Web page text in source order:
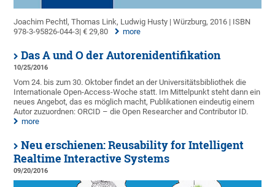
Joachim Pechtl, Thomas Link, Ludwig Husty | Würzburg, 2016 | ISBN
978-3-95826-044-3| € 29,80
more
Das A und O der Autorenidentifikation
10/25/2016
Vom 24. bis zum 30. Oktober findet an der Universitätsbibliothek die
Internationale Open-Access-Woche statt. Im Mittelpunkt steht dann ein
neues Angebot, das es möglich macht, Publikationen eindeutig einem
Autor zuzuordnen: ORCID – die Open Researcher and Contributor ID.
more
Neu erschienen: Reusability for Intelligent
Realtime Interactive Systems
09/20/2016